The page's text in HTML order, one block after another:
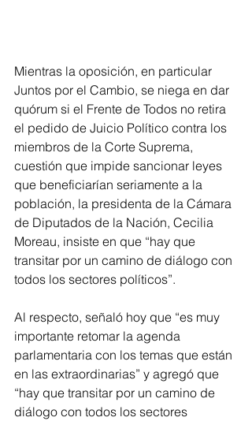
Mientras la oposición, en particular
Juntos por el Cambio, se niega en dar
quórum si el Frente de Todos no retira
el pedido de Juicio Político contra los
miembros de la Corte Suprema,
cuestión que impide sancionar leyes
que beneficiarían seriamente a la
población, la presidenta de la Cámara
de Diputados de la Nación, Cecilia
Moreau, insiste en que “hay que
transitar por un camino de diálogo con
todos los sectores políticos”.
Al respecto, señaló hoy que “es muy
importante retomar la agenda
parlamentaria con los temas que están
en las extraordinarias” y agregó que
“hay que transitar por un camino de
diálogo con todos los sectores